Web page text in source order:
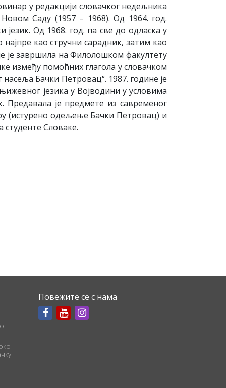
у редакцији словачког недељника
Саду (1957 – 1968). Од 1964. год.
Од 1968. год. па све до одласка у
као стручни сарадник, затим као
је завршила на Филолошком факултету
између помоћних глагола у словачком
насеља Бачки Петровац“. 1987. године је
језика у Војводини у условима
Предавала је предмете из савременог
(истурено одељење Бачки Петровац) и
студенте Словаке.
Повежите се с нама